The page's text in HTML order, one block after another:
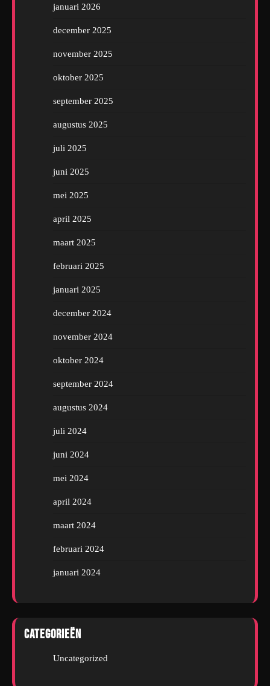
januari 2026
december 2025
november 2025
oktober 2025
september 2025
augustus 2025
juli 2025
juni 2025
mei 2025
april 2025
maart 2025
februari 2025
januari 2025
december 2024
november 2024
oktober 2024
september 2024
augustus 2024
juli 2024
juni 2024
mei 2024
april 2024
maart 2024
februari 2024
januari 2024
Categorieën
Uncategorized